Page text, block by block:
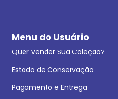
Menu do Usuário
Quer Vender Sua Coleção?
Estado de Conservação
Pagamento e Entrega